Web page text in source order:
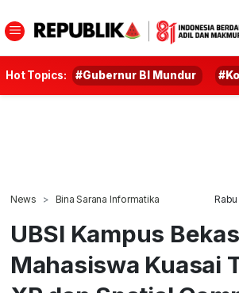
Hot Topics: #Gubernur BI Mundur
News Bina Sarana Informatika
UBSI Kampus
Mahasiswa Kuasai